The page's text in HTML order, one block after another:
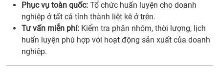
Phục vụ toàn quốc: Tổ chức huấn luyện cho doanh
nghiệp ở tất cả tỉnh thành liệt kê ở trên.
Tư vấn miễn phí: Kiểm tra phân nhóm, thời lượng, lịch
huấn luyện phù hợp với hoạt động sản xuất của doanh
nghiệp.